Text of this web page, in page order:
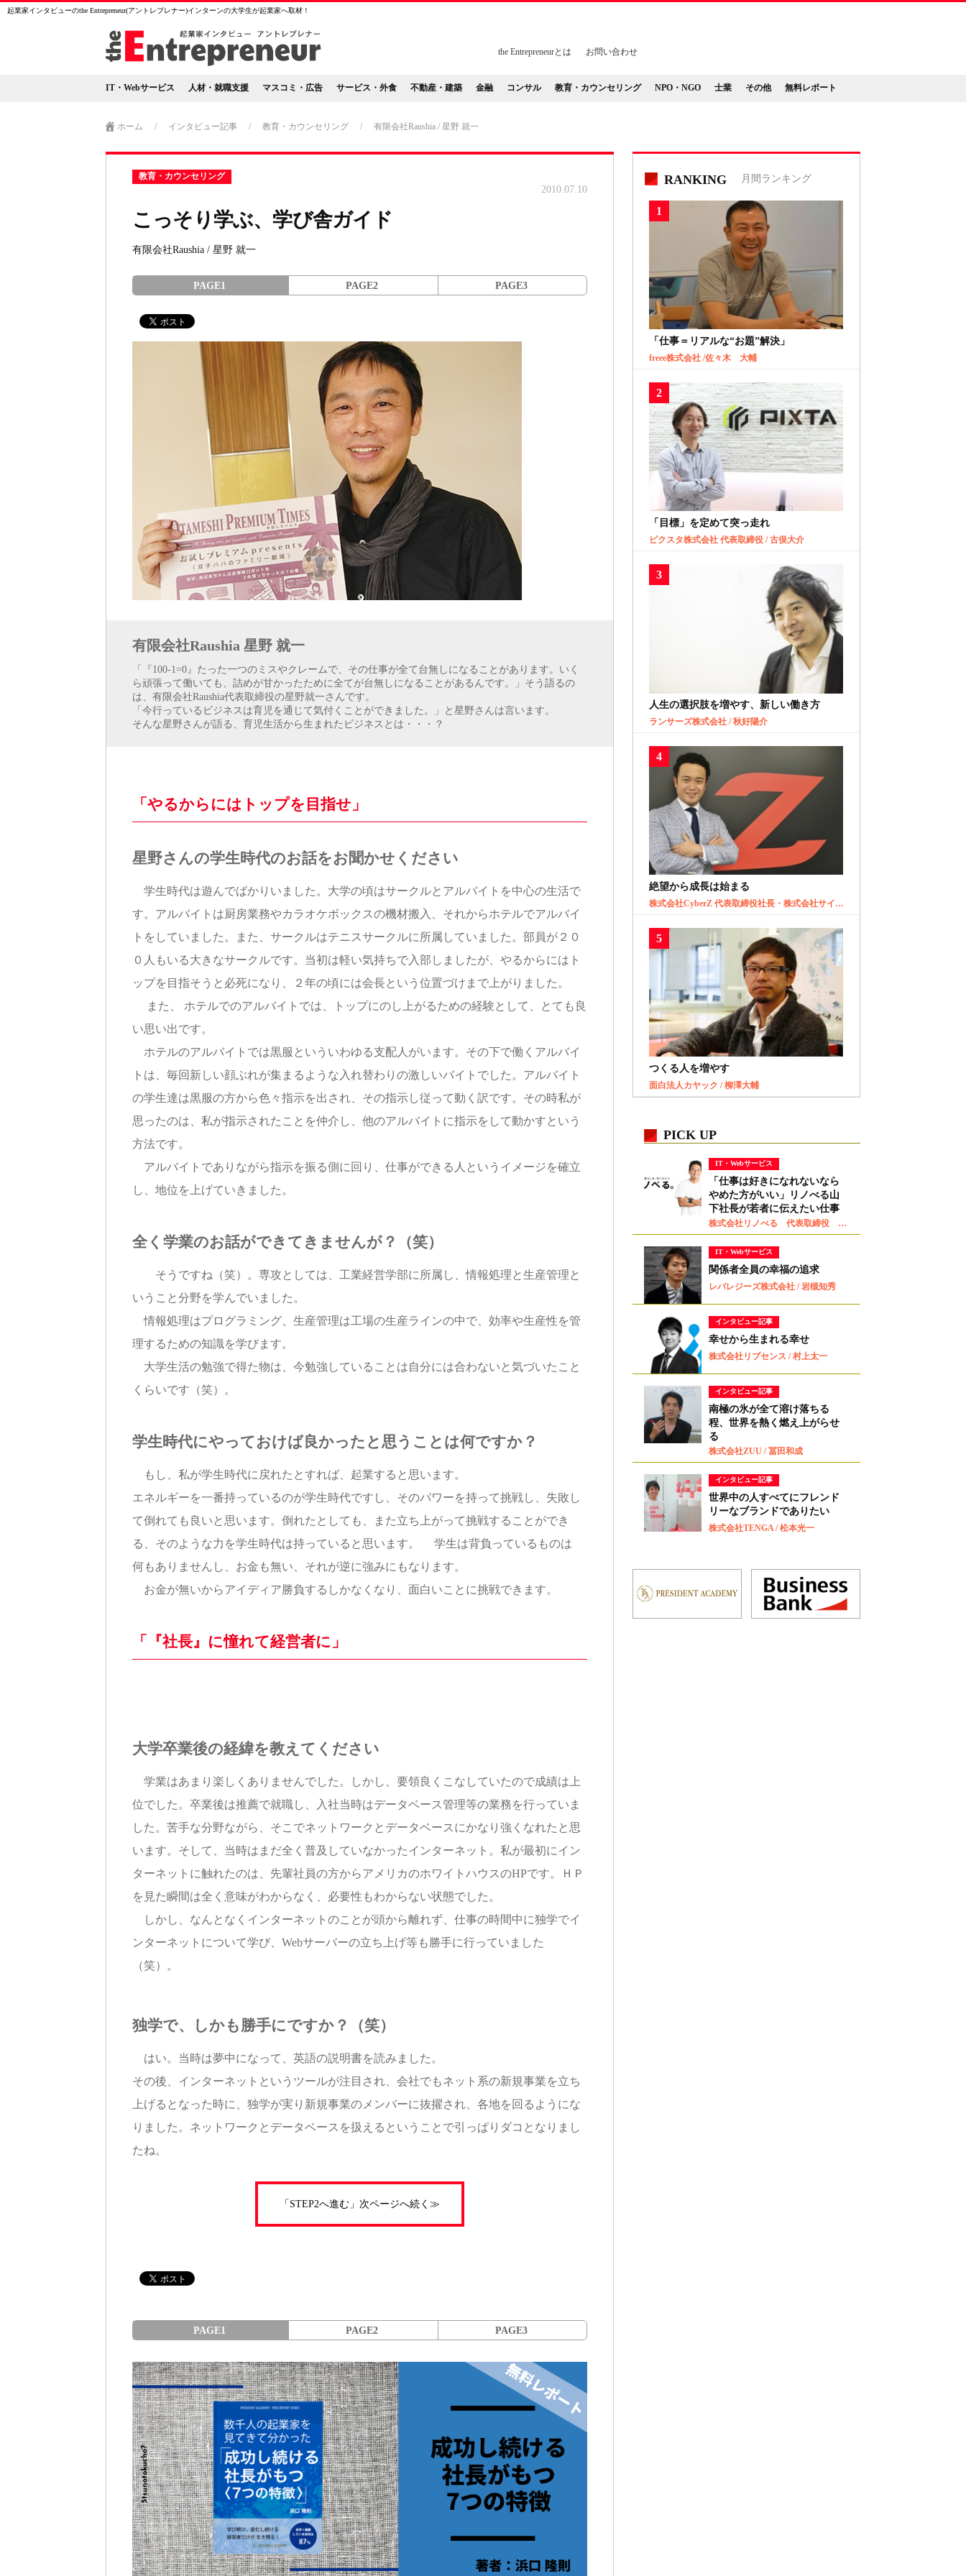
起業家インタビューのthe Entrepreneur(アントレプレナー)インターンの大学生が起業家へ取材！
お問い合わせ
the Entrepreneurとは
IT・Webサービス 人材・就職支援 マスコミ・広告 サービス・外食 不動産・建築 金融 コンサル 教育・カウンセリング NPO・NGO 士業 その他 無料レポート
ホーム / インタビュー記事 / 教育・カウンセリング / 有限会社Raushia / 星野 就一
教育・カウンセリング
2010.07.10
こっそり学ぶ、学び舎ガイド
有限会社Raushia / 星野 就一
PAGE1 PAGE2 PAGE3
有限会社Raushia 星野 就一
「『100-1=0』たった一つのミスやクレームで、その仕事が全て台無しになることがあります。いく
ら頑張って働いても、詰めが甘かったために全てが台無しになることがあるんです。」そう語るの
は、有限会社Raushia代表取締役の星野就一さんです。
「今行っているビジネスは育児を通じて気付くことができました。」と星野さんは言います。
そんな星野さんが語る、育児生活から生まれたビジネスとは・・・？
「やるからにはトップを目指せ」
星野さんの学生時代のお話をお聞かせください
学生時代は遊んでばかりいました。大学の頃はサークルとアルバイトを中心の生活で
す。アルバイトは厨房業務やカラオケボックスの機材搬入、それからホテルでアルバイ
トをしていました。また、サークルはテニスサークルに所属していました。部員が２０
０人もいる大きなサークルです。当初は軽い気持ちで入部しましたが、やるからにはト
ップを目指そうと必死になり、２年の頃には会長という位置づけまで上がりました。
また、 ホテルでのアルバイトでは、トップにのし上がるための経験として、とても良
い思い出です。
ホテルのアルバイトでは黒服といういわゆる支配人がいます。その下で働くアルバイ
トは、毎回新しい顔ぶれが集まるような入れ替わりの激しいバイトでした。アルバイト
の学生達は黒服の方から色々指示を出され、その指示し従って動く訳です。その時私が
思ったのは、私が指示されたことを仲介し、他のアルバイトに指示をして動かすという
方法です。
アルバイトでありながら指示を振る側に回り、仕事ができる人というイメージを確立
し、地位を上げていきました。
全く学業のお話ができてきませんが？（笑）
そうですね（笑）。専攻としては、工業経営学部に所属し、情報処理と生産管理と
いうこと分野を学んでいました。
情報処理はプログラミング、生産管理は工場の生産ラインの中で、効率や生産性を管
理するための知識を学びます。
大学生活の勉強で得た物は、今勉強していることは自分には合わないと気づいたこと
くらいです（笑）。
学生時代にやっておけば良かったと思うことは何ですか？
もし、私が学生時代に戻れたとすれば、起業すると思います。
エネルギーを一番持っているのが学生時代ですし、そのパワーを持って挑戦し、失敗し
て倒れても良いと思います。倒れたとしても、また立ち上がって挑戦することができ
る、そのような力を学生時代は持っていると思います。 学生は背負っているものは
何もありませんし、お金も無い、それが逆に強みにもなります。
お金が無いからアイディア勝負するしかなくなり、面白いことに挑戦できます。
「『社長』に憧れて経営者に」
大学卒業後の経緯を教えてください
学業はあまり楽しくありませんでした。しかし、要領良くこなしていたので成績は上
位でした。卒業後は推薦で就職し、入社当時はデータベース管理等の業務を行っていま
した。苦手な分野ながら、そこでネットワークとデータベースにかなり強くなれたと思
います。そして、当時はまだ全く普及していなかったインターネット。私が最初にイン
ターネットに触れたのは、先輩社員の方からアメリカのホワイトハウスのHPです。ＨＰ
を見た瞬間は全く意味がわからなく、必要性もわからない状態でした。
しかし、なんとなくインターネットのことが頭から離れず、仕事の時間中に独学でイ
ンターネットについて学び、Webサーバーの立ち上げ等も勝手に行っていました
（笑）。
独学で、しかも勝手にですか？（笑）
はい。当時は夢中になって、英語の説明書を読みました。
その後、インターネットというツールが注目され、会社でもネット系の新規事業を立ち
上げるとなった時に、独学が実り新規事業のメンバーに抜擢され、各地を回るようにな
りました。ネットワークとデータベースを扱えるということで引っぱりダコとなりまし
たね。
「STEP2へ進む」次ページへ続く≫
PAGE1 PAGE2 PAGE3
RANKING 月間ランキング
「仕事＝リアルな“お題”解決」
freee株式会社 /佐々木 大輔
「目標」を定めて突っ走れ
ピクスタ株式会社 代表取締役 / 古俣大介
人生の選択肢を増やす、新しい働き方
ランサーズ株式会社 / 秋好陽介
絶望から成長は始まる
株式会社CyberZ 代表取締役社長・株式会社サイバーエージェント取締役 / 山内隆裕
つくる人を増やす
面白法人カヤック / 柳澤大輔
PICK UP
IT・Webサービス
「仕事は好きになれないなら
やめた方がいい」リノべる山
下社長が若者に伝えたい仕事
観
株式会社リノべる 代表取締役 山下智弘
IT・Webサービス
関係者全員の幸福の追求
レバレジーズ株式会社 / 岩槻知秀
インタビュー記事
幸せから生まれる幸せ
株式会社リブセンス / 村上太一
インタビュー記事
南極の氷が全て溶け落ちる
程、世界を熱く燃え上がらせ
る
株式会社ZUU / 冨田和成
インタビュー記事
世界中の人すべてにフレンド
リーなブランドでありたい
株式会社TENGA / 松本光一